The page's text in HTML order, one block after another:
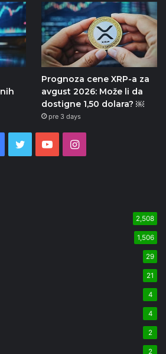
Prognoza cene XRP-a za
avgust 2026: Može li da
dostigne 1,50 dolara? ￼
pre 3 days
TwitterYouTubeInstagram
2,508
1,506
29
21
4
4
2
2